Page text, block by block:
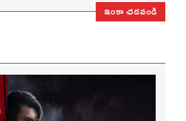
ఇంకా చదవండి